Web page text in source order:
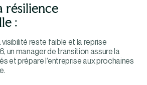
résilience
:
visibilité reste faible et la reprise
un manager de transition assure la
et prépare l’entreprise aux prochaines